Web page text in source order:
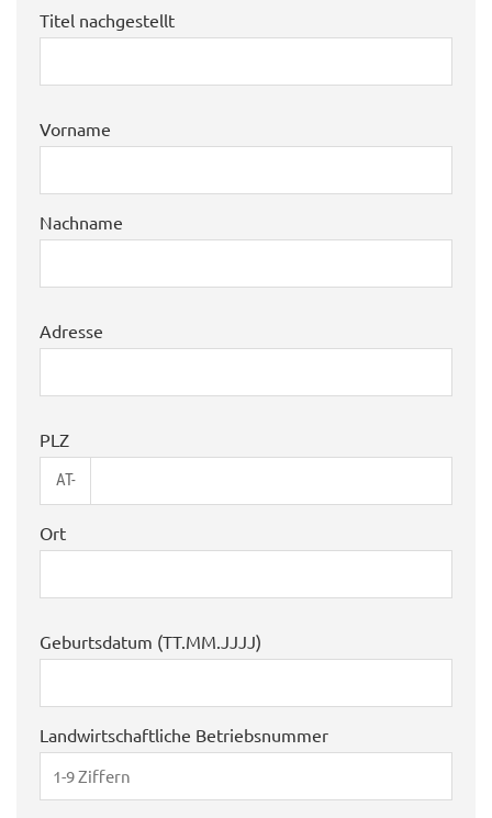
Titel nachgestellt
Vorname
Nachname
Adresse
PLZ
AT-
Ort
Geburtsdatum (TT.MM.JJJJ)
Landwirtschaftliche Betriebsnummer